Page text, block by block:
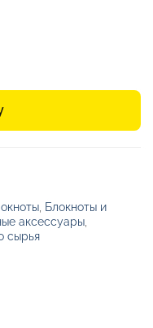
Блокноты и
аксессуары
сырья